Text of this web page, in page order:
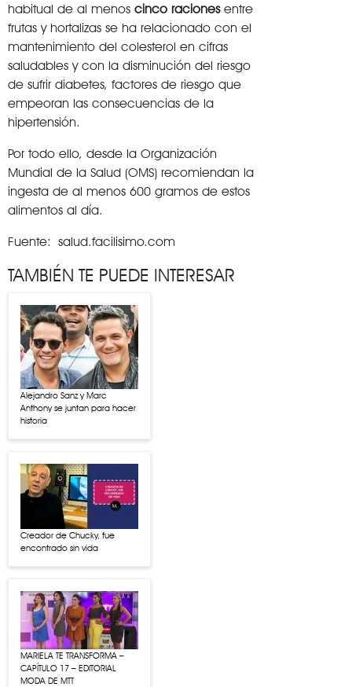
habitual de al menos cinco racionesentre
frutas y hortalizas se ha relacionado con el
mantenimiento del colesterol en cifras
saludables y con la disminución del riesgo
de sufrir diabetes, factores de riesgo que
empeoran las consecuencias de la
hipertensión.
Por todo ello, desde la Organización
Mundial de la Salud (OMS) recomiendan la
ingesta de al menos 600 gramos de estos
alimentos al día.
Fuente: salud.facilisimo.com
TAMBIÉN TE PUEDE INTERESAR
Alejandro Sanz y Marc
Anthony se juntan para hacer
historia
Creador de Chucky, fue
encontrado sin vida
MARIELA TE TRANSFORMA –
CAPÍTULO 17 – EDITORIAL
MODA DE MTT